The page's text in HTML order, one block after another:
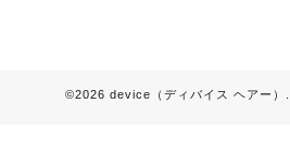
©2026 device（ディバイス ヘアー）